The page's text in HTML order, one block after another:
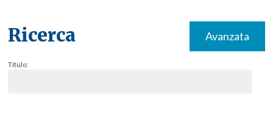
Ricerca Avanzata
Título: